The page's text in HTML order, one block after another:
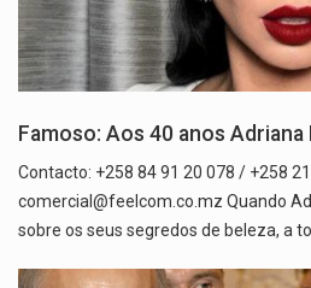
Famoso: Aos 40 anos Adriana
Contacto: +258 84 91 20 078 / +258
comercial@feelcom.co.mz Quando
sobre os seus segredos de beleza, a